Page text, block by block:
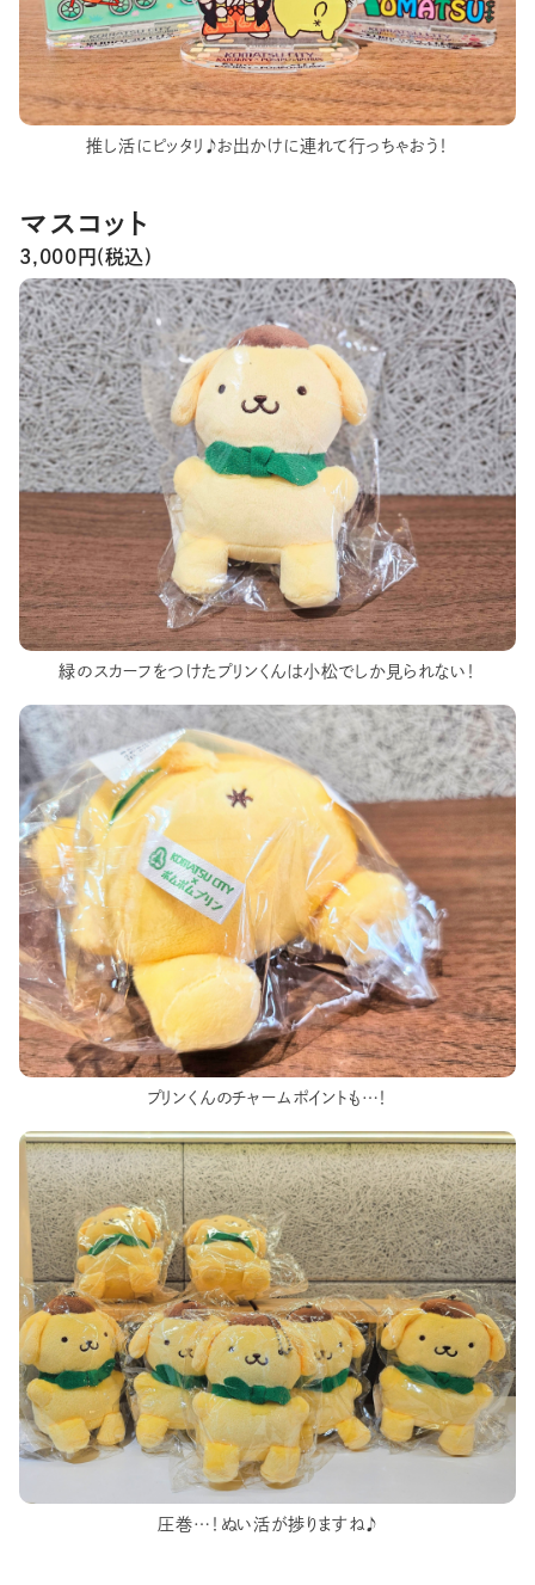
推し活にピッタリ♪お出かけに連れて行っちゃおう！
マスコット
3,000円(税込)
緑のスカーフをつけたプリンくんは小松でしか見られない！
プリンくんのチャームポイントも…！
圧巻…！ぬい活が捗りますね♪